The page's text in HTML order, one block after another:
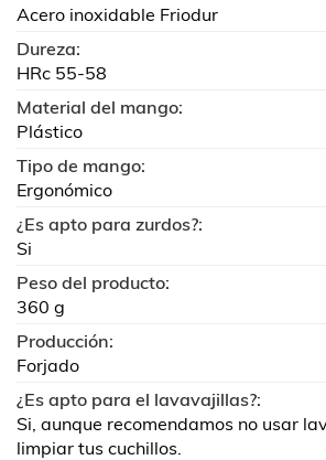
Acero inoxidable Friodur
Dureza:
HRc 55-58
Material del mango:
Plástico
Tipo de mango:
Ergonómico
¿Es apto para zurdos?:
Si
Peso del producto:
360 g
Producción:
Forjado
¿Es apto para el lavavajillas?:
Si, aunque recomendamos no usar
limpiar tus cuchillos.